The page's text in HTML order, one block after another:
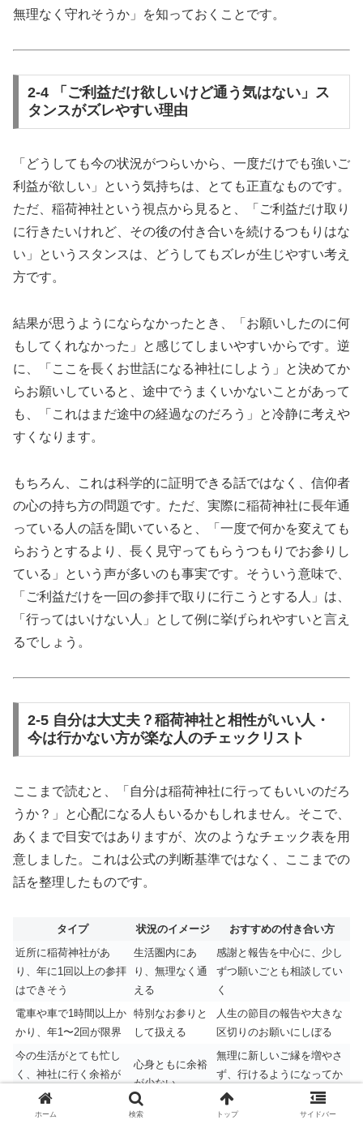
無理なく守れそうか」を知っておくことです。
2-4 「ご利益だけ欲しいけど通う気はない」ス
タンスがズレやすい理由
「どうしても今の状況がつらいから、一度だけでも強いご
利益が欲しい」という気持ちは、とても正直なものです。
ただ、稲荷神社という視点から見ると、「ご利益だけ取り
に行きたいけれど、その後の付き合いを続けるつもりはな
い」というスタンスは、どうしてもズレが生じやすい考え
方です。
結果が思うようにならなかったとき、「お願いしたのに何
もしてくれなかった」と感じてしまいやすいからです。逆
に、「ここを長くお世話になる神社にしよう」と決めてか
らお願いしていると、途中でうまくいかないことがあって
も、「これはまだ途中の経過なのだろう」と冷静に考えや
すくなります。
もちろん、これは科学的に証明できる話ではなく、信仰者
の心の持ち方の問題です。ただ、実際に稲荷神社に長年通
っている人の話を聞いていると、「一度で何かを変えても
らおうとするより、長く見守ってもらうつもりでお参りし
ている」という声が多いのも事実です。そういう意味で、
「ご利益だけを一回の参拝で取りに行こうとする人」は、
「行ってはいけない人」として例に挙げられやすいと言え
るでしょう。
2-5 自分は大丈夫？稲荷神社と相性がいい人・
今は行かない方が楽な人のチェックリスト
ここまで読むと、「自分は稲荷神社に行ってもいいのだろ
うか？」と心配になる人もいるかもしれません。そこで、
あくまで目安ではありますが、次のようなチェック表を用
意しました。これは公式の判断基準ではなく、ここまでの
話を整理したものです。
タイプ 状況のイメージ
おすすめの付き合い方
近所に稲荷神社があ
り、年に1回以上の参拝
はできそう
生活圏内にあ
り、無理なく通
える
感謝と報告を中心に、少し
ずつ願いごとも相談してい
く
電車や車で1時間以上か
かり、年1〜2回が限界
特別なお参りと
して扱える
人生の節目の報告や大きな
区切りのお願いにしぼる
今の生活がとても忙し
く、神社に行く余裕が
心身ともに余裕
が少ない
無理に新しいご縁を増やさ
ず、行けるようになってか
ら考える
「通わなきゃ」
ホーム 検索 トップ サイドバー